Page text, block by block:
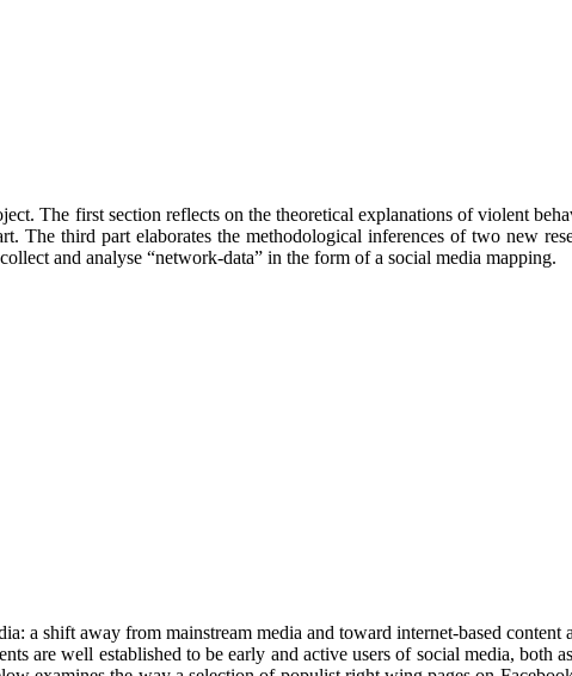
The first section reflects on the theoretical explanations of violent
The third part elaborates the methodological inferences of two new
and analyse “network-data” in the form of a social media mapping.
a shift away from mainstream media and toward internet-based
are well established to be early and active users of social media, both